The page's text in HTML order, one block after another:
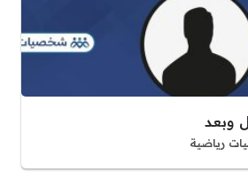
وبعد
رياضية